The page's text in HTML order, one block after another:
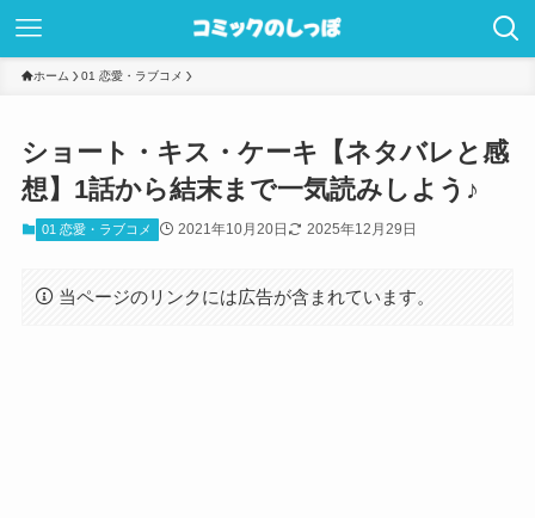
ホーム 01 恋愛・ラブコメ
ショート・キス・ケーキ【ネタバレと感
想】1話から結末まで一気読みしよう♪
01 恋愛・ラブコメ 2021年10月20日 2025年12月29日
当ページのリンクには広告が含まれています。